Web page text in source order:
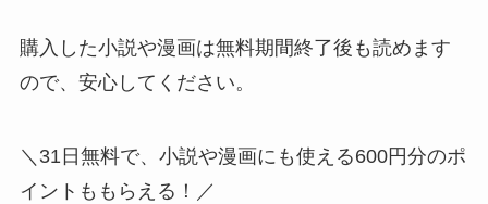
購入した小説や漫画は無料期間終了後も読めます
ので、安心してください。
＼31日無料で、小説や漫画にも使える600円分のポ
イントももらえる！／